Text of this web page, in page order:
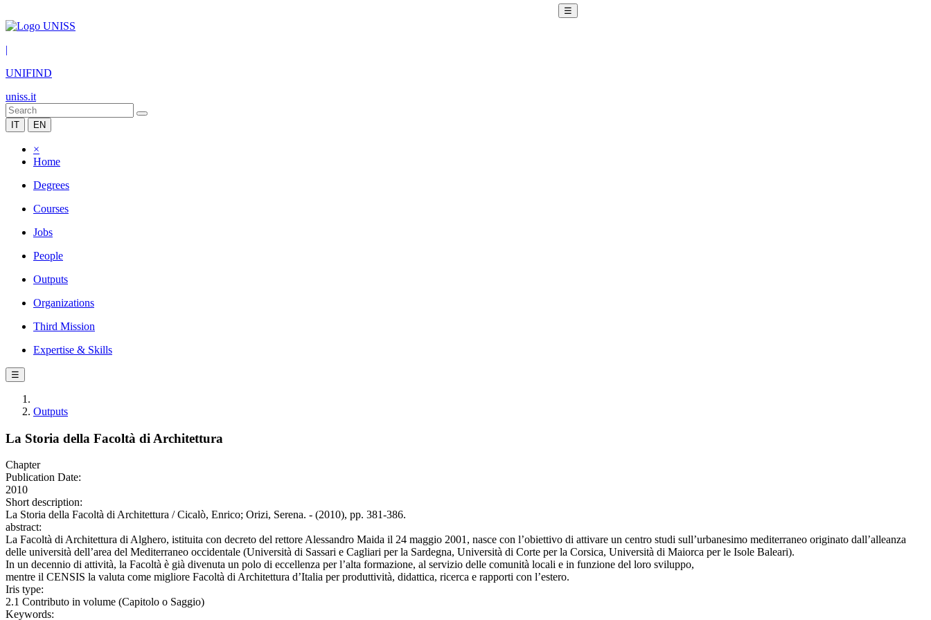
☰
|
UNIFIND
uniss.it
IT EN
×
Home
Degrees
Courses
Jobs
People
Outputs
Organizations
Third Mission
Expertise & Skills
☰
Outputs
La Storia della Facoltà di Architettura
Chapter
Publication Date:
2010
Short description:
La Storia della Facoltà di Architettura / Cicalò, Enrico; Orizi, Serena. - (2010), pp. 381-386.
abstract:
La Facoltà di Architettura di Alghero, istituita con decreto del rettore Alessandro Maida il 24 maggio 2001, nasce con l’obiettivo di attivare un centro studi sull’urbanesimo mediterraneo originato dall’alleanza
delle università dell’area del Mediterraneo occidentale (Università di Sassari e Cagliari per la Sardegna, Università di Corte per la Corsica, Università di Maiorca per le Isole Baleari).
In un decennio di attività, la Facoltà è già divenuta un polo di eccellenza per l’alta formazione, al servizio delle comunità locali e in funzione del loro sviluppo,
mentre il CENSIS la valuta come migliore Facoltà di Architettura d’Italia per produttività, didattica, ricerca e rapporti con l’estero.
Iris type:
2.1 Contributo in volume (Capitolo o Saggio)
Keywords: